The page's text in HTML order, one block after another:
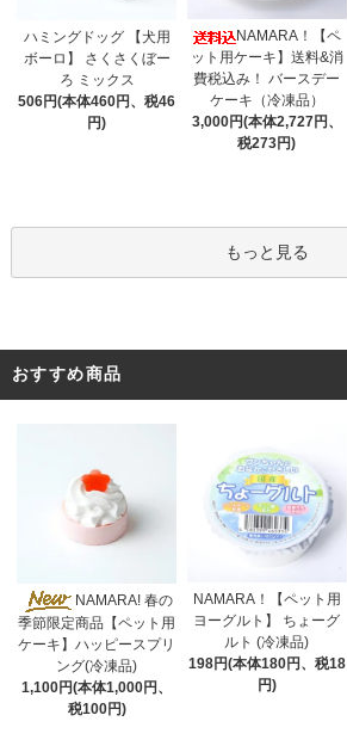
ハミングドッグ 【犬用
ボーロ】 さくさくぼー
ろ ミックス
506円(本体460円、税46
円)
NAMARA！【ペ
ット用ケーキ】送料&消
費税込み！ バースデー
ケーキ（冷凍品）
3,000円(本体2,727円、
税273円)
もっと見る
おすすめ商品
NAMARA! 春の
季節限定商品【ペット用
ケーキ】ハッピースプリ
ング(冷凍品)
1,100円(本体1,000円、
税100円)
NAMARA！【ペット用
ヨーグルト】 ちょーグ
ルト (冷凍品)
198円(本体180円、税18
円)